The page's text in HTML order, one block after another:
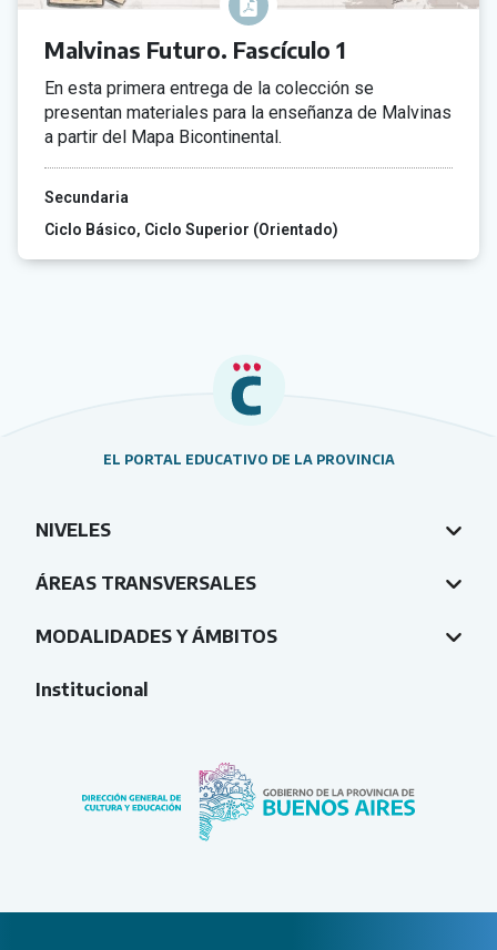
Malvinas Futuro. Fascículo 1
En esta primera entrega de la colección se
presentan materiales para la enseñanza de Malvinas
a partir del Mapa Bicontinental.
Secundaria
Ciclo Básico Ciclo Superior (Orientado)
EL PORTAL EDUCATIVO DE LA PROVINCIA
NIVELES
ÁREAS TRANSVERSALES
MODALIDADES Y ÁMBITOS
Institucional